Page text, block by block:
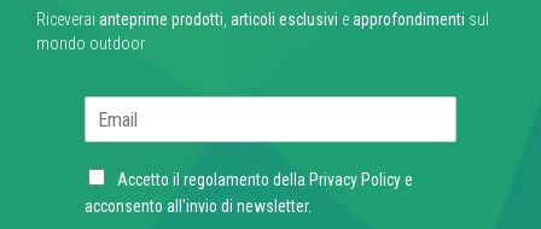
Riceverai anteprime prodotti, articoli esclusivi eapprofondimenti sul
mondo outdoor
l
C
h
Accetto il regolamento della Privacy Policye
acconsento all'invio di newsletter.